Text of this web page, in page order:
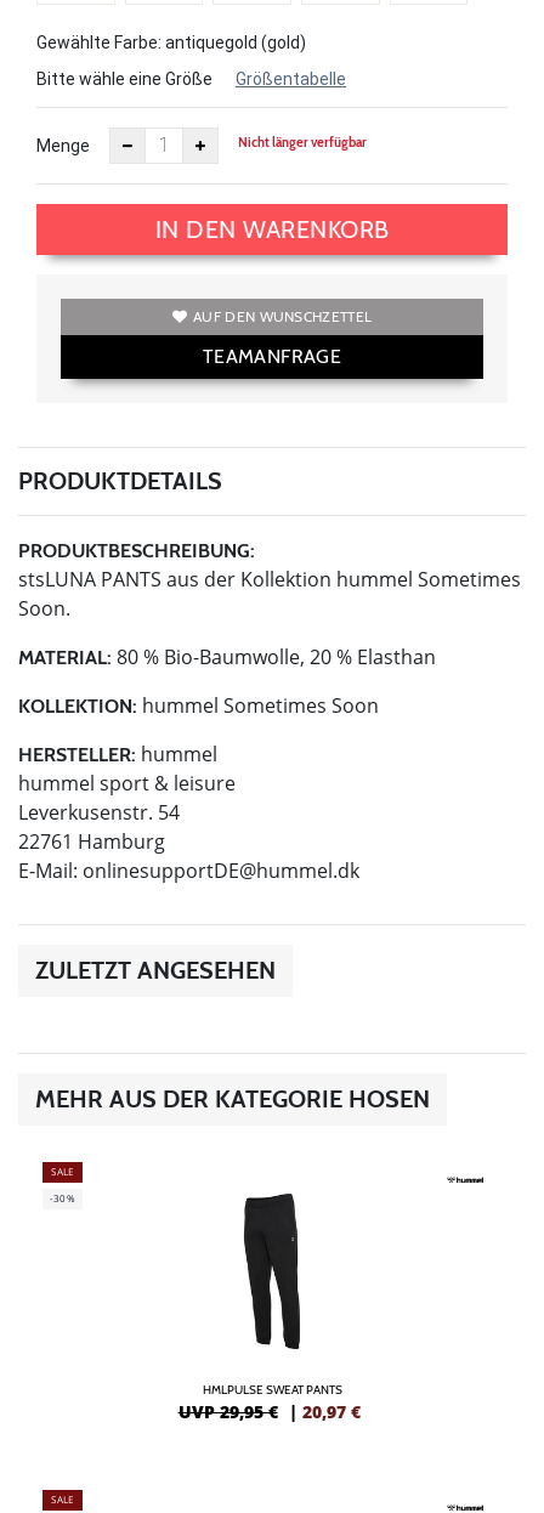
Gewählte Farbe: antiquegold (gold)
Bitte wähle eine Größe
Größentabelle
Menge Nicht länger verfügbar
IN DEN WARENKORB
AUF DEN WUNSCHZETTEL
TEAMANFRAGE
PRODUKTDETAILS
PRODUKTBESCHREIBUNG:
stsLUNA PANTS aus der Kollektion hummel Sometimes
Soon.
MATERIAL: 80 % Bio-Baumwolle, 20 % Elasthan
KOLLEKTION: hummel Sometimes Soon
HERSTELLER: hummel
hummel sport & leisure
Leverkusenstr. 54
22761 Hamburg
E-Mail: onlinesupportDE@hummel.dk
ZULETZT ANGESEHEN
MEHR AUS DER KATEGORIE HOSEN
SALE
-30%
HMLPULSE SWEAT PANTS
UVP 29,95 € | 20,97 €
SALE